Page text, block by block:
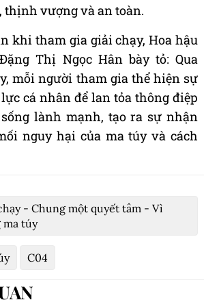
thịnh vượng và an toàn.
khi tham gia giải chạy, Hoa hậu
Thị Ngọc Hân bày tỏ: Qua
mỗi người tham gia thể hiện sự
cá nhân để lan tỏa thông điệp
lành mạnh, tạo ra sự nhận
nguy hại của ma túy và cách
- Chung một quyết tâm - Vì
ma túy
C04